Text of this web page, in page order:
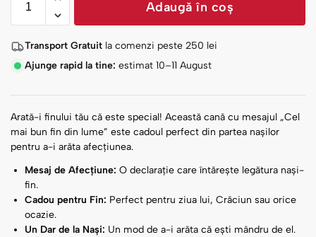
Adaugă în coș
Transport Gratuit la comenzi peste 250 lei
Ajunge rapid la tine: estimat 10–11 August
Arată-i finului tău că este special! Această cană cu mesajul „Cel
mai bun fin din lume” este cadoul perfect din partea nașilor
pentru a-i arăta afecțiunea.
Mesaj de Afecțiune: O declarație care întărește legătura nași-
fin.
Cadou pentru Fin: Perfect pentru ziua lui, Crăciun sau orice
ocazie.
Un Dar de la Nași: Un mod de a-i arăta că ești mândru de el.